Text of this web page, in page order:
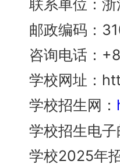
联系单位：浙
邮政编码：
咨询电话：
学校网址：
学校招生网：
学校招生电子
学校2025年招